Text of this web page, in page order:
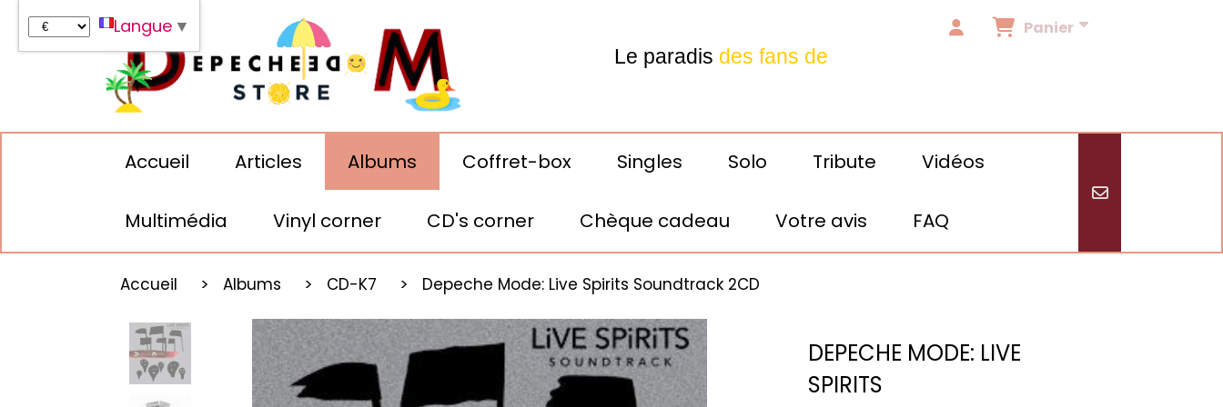
Le paradis des fans de
Votre E-shop préféré! 24h/24
Panier
Accueil Articles Albums Coffret-box Singles Solo Tribute Vidéos
Multimédia Vinyl corner CD's corner Chèque cadeau Votre avis FAQ
Accueil Albums CD-K7 Depeche Mode: Live Spirits Soundtrack 2CD
DEPECHE MODE: LIVE
SPIRITS
Langue ▼